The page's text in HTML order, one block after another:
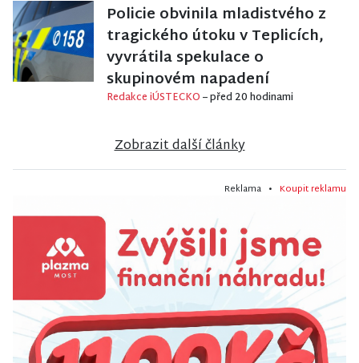
Policie obvinila mladistvého z
tragického útoku v Teplicích,
vyvrátila spekulace o
skupinovém napadení
Redakce iÚSTECKO– před 20 hodinami
Zobrazit další články
Reklama • Koupit reklamu